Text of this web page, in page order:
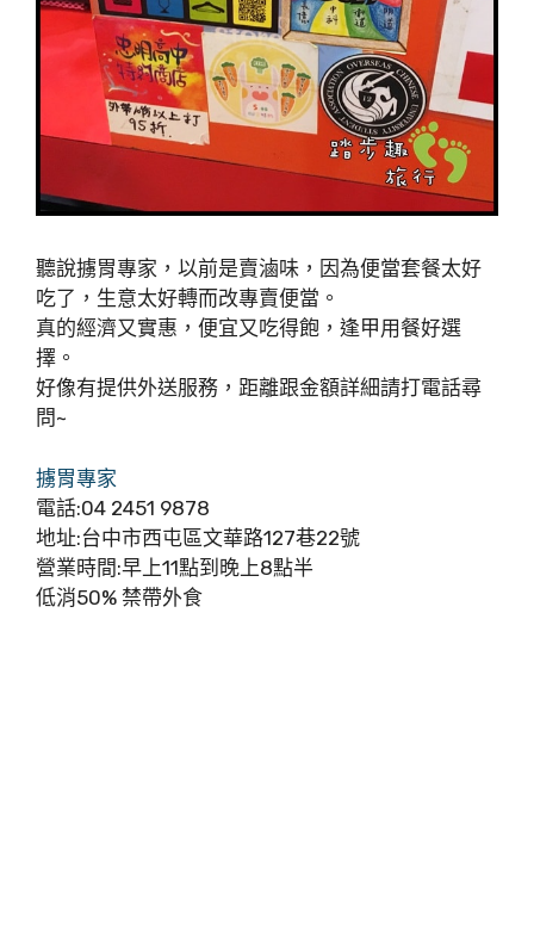
聽說擄胃專家，以前是賣滷味，因為便當套餐太好
吃了，生意太好轉而改專賣便當。
真的經濟又實惠，便宜又吃得飽，逢甲用餐好選
擇。
好像有提供外送服務，距離跟金額詳細請打電話尋
問~
擄胃專家
電話:04 2451 9878
地址:台中市西屯區文華路127巷22號
營業時間:早上11點到晚上8點半
低消50% 禁帶外食